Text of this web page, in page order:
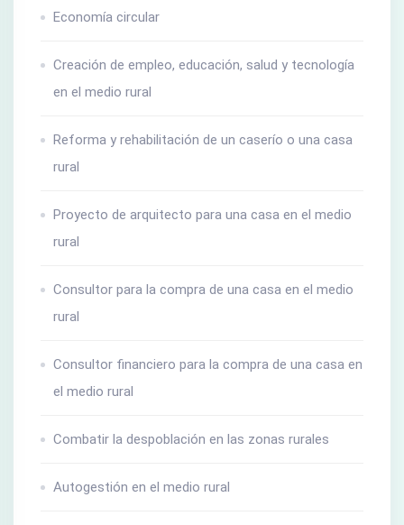
Economía circular
Creación de empleo, educación, salud y tecnología
en el medio rural
Reforma y rehabilitación de un caserío o una casa
rural
Proyecto de arquitecto para una casa en el medio
rural
Consultor para la compra de una casa en el medio
rural
Consultor financiero para la compra de una casa en
el medio rural
Combatir la despoblación en las zonas rurales
Autogestión en el medio rural